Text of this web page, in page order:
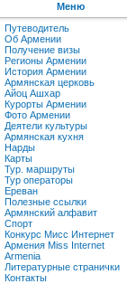
Меню
Путеводитель
Об Армении
Получение визы
Регионы Армении
История Армении
Армянская церковь
Айоц Ашхар
Курорты Армении
Фото Армении
Деятели культуры
Армянская кухня
Нарды
Карты
Тур. маршруты
Тур операторы
Ереван
Полезные ссылки
Армянский алфавит
Спорт
Конкурс Мисс Интернет
Армения Miss Internet
Armenia
Литературные странички
Контакты